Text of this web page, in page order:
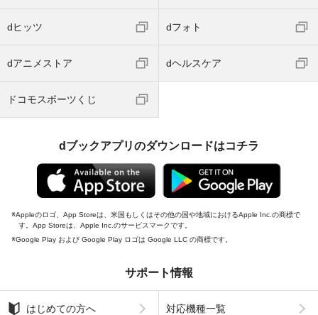
dヒッツ dフォト
dアニメストア dヘルスケア
ドコモスポーツくじ
dブックアプリのダウンロードはコチラ
Appleのロゴ、App Storeは、米国もしくはその他の国や地域におけるApple Inc.の商標で
す。App Storeは、Apple Inc.のサービスマークです。
Google Play および Google Play ロゴは Google LLC の商標です。
サポート情報
はじめての方へ 対応機種一覧